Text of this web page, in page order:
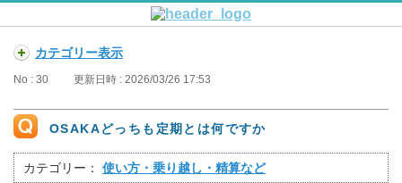
カテゴリー表示
No : 30 更新日時 : 2026/03/26 17:53
OSAKAどっちも定期とは何ですか
カテゴリー： 使い方・乗り越し・精算など